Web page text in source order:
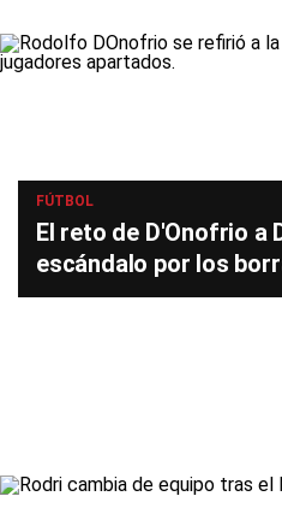
FÚTBOL
El reto de D'Onofrio a
escándalo por los